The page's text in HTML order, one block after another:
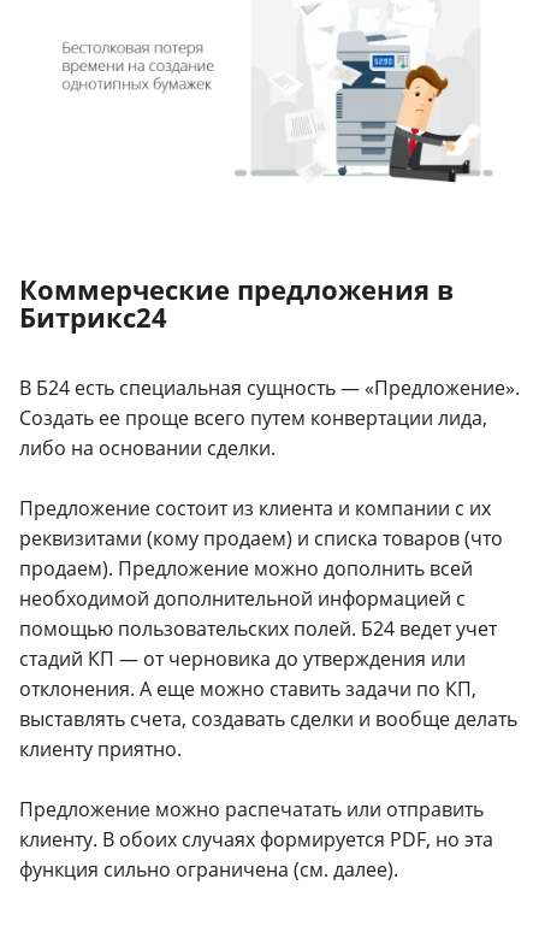
Коммерческие предложения в
Битрикс24
В Б24 есть специальная сущность — «Предложение».
Создать ее проще всего путем конвертации лида,
либо на основании сделки.
Предложение состоит из клиента и компании с их
реквизитами (кому продаем) и списка товаров (что
продаем). Предложение можно дополнить всей
необходимой дополнительной информацией с
помощью пользовательских полей. Б24 ведет учет
стадий КП — от черновика до утверждения или
отклонения. А еще можно ставить задачи по КП,
выставлять счета, создавать сделки и вообще делать
клиенту приятно.
Предложение можно распечатать или отправить
клиенту. В обоих случаях формируется PDF, но эта
функция сильно ограничена (см. далее).